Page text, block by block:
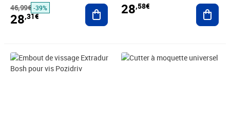
46,99€ -39%
28,31€
Ajouter au panier
28,58€
Prix 28,74€ Prix 29,70€